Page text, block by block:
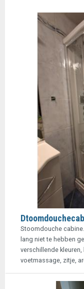
Stoomdouche
lang niet te hebben
verschillende
voetmassage, zitje,